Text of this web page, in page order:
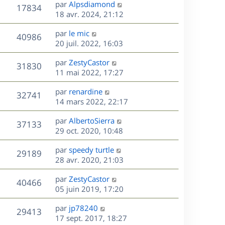
n
i
e
r
m
e
s
s
a
g
e
17834V
u
e
s
D
e
r
n
i
e
r
m
e
s
s
a
g
e
par Alpsdiamond
18 avr. 2024, 21:12
40986V
u
D
e
r
n
i
e
r
m
e
s
s
a
g
e
par le mic
20 juil. 2022, 16:03
31830V
u
s
D
e
r
n
i
e
r
m
e
s
s
a
g
e
par ZestyCastor
11 mai 2022, 17:27
32741
u
e
s
D
e
r
n
i
e
r
m
e
s
s
a
g
e
par renardine
14 mars 2022, 22:17
37133V
u
D
e
r
n
i
e
r
m
e
s
s
par AlbertoSierra
29 oct. 2020, 10:48
29189V
u
e
s
D
e
r
n
i
e
r
m
par speedy turtle
28 avr. 2020, 21:03
40466V
u
e
D
e
r
n
i
par ZestyCastor
05 juin 2019, 17:20
29413V
D
e
par jp78240
17 sept. 2017, 18:27